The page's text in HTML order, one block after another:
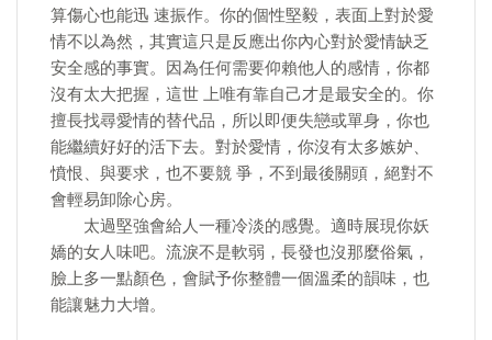
算傷心也能迅 速振作。你的個性堅毅，表面上對於愛
情不以為然，其實這只是反應出你內心對於愛情缺乏
安全感的事實。因為任何需要仰賴他人的感情，你都
沒有太大把握，這世 上唯有靠自己才是最安全的。你
擅長找尋愛情的替代品，所以即便失戀或單身，你也
能繼續好好的活下去。對於愛情，你沒有太多嫉妒、
憤恨、與要求，也不要競 爭，不到最後關頭，絕對不
會輕易卸除心房。
太過堅強會給人一種冷淡的感覺。適時展現你妖
嬌的女人味吧。流淚不是軟弱，長發也沒那麼俗氣，
臉上多一點顏色，會賦予你整體一個溫柔的韻味，也
能讓魅力大增。